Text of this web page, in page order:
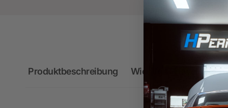
Produktbeschreibung Wichtige Hinweise